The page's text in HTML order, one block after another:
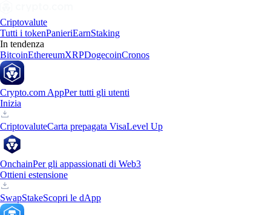
Criptovalute
Tutti i tokenPanieriEarnStaking
In tendenza
BitcoinEthereumXRPDogecoinCronos
Crypto.com AppPer tutti gli utenti
Inizia
CriptovaluteCarta prepagata VisaLevel Up
OnchainPer gli appassionati di Web3
Ottieni estensione
SwapStakeScopri le dApp